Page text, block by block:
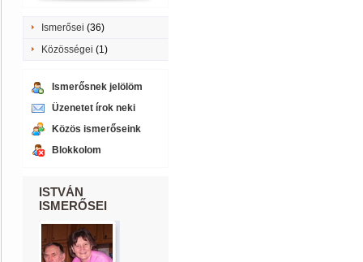
Ismerősei (36)
Közösségei (1)
Ismerősnek jelölöm
Üzenetet írok neki
Közös ismerőseink
Blokkolom
ISTVÁN
ISMERŐSEI